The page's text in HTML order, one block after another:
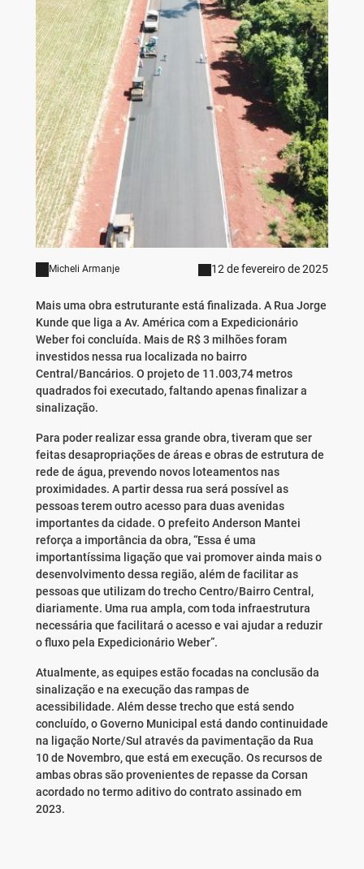
Micheli Armanje 12 de fevereiro de 2025
Mais uma obra estruturante está finalizada. A Rua Jorge
Kunde que liga a Av. América com a Expedicionário
Weber foi concluída. Mais de R$ 3 milhões foram
investidos nessa rua localizada no bairro
Central/Bancários. O projeto de 11.003,74 metros
quadrados foi executado, faltando apenas finalizar a
sinalização.
Para poder realizar essa grande obra, tiveram que ser
feitas desapropriações de áreas e obras de estrutura de
rede de água, prevendo novos loteamentos nas
proximidades. A partir dessa rua será possível as
pessoas terem outro acesso para duas avenidas
importantes da cidade. O prefeito Anderson Mantei
reforça a importância da obra, “Essa é uma
importantíssima ligação que vai promover ainda mais o
desenvolvimento dessa região, além de facilitar as
pessoas que utilizam do trecho Centro/Bairro Central,
diariamente. Uma rua ampla, com toda infraestrutura
necessária que facilitará o acesso e vai ajudar a reduzir
o fluxo pela Expedicionário Weber”.
Atualmente, as equipes estão focadas na conclusão da
sinalização e na execução das rampas de
acessibilidade. Além desse trecho que está sendo
concluído, o Governo Municipal está dando continuidade
na ligação Norte/Sul através da pavimentação da Rua
10 de Novembro, que está em execução. Os recursos de
ambas obras são provenientes de repasse da Corsan
acordado no termo aditivo do contrato assinado em
2023.